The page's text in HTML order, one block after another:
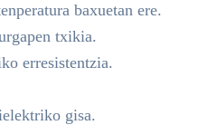
baxuetan ere.
txikia.
erresistentzia.
gisa.